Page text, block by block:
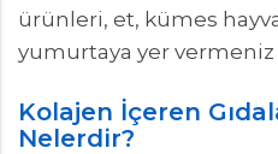
ürünleri, et, kümes
yumurtaya yer
Kolajen İçeren
Nelerdir?